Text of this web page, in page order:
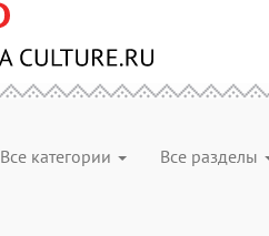
Все категории Все разделы